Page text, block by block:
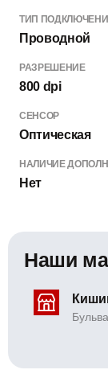
ТИП
Проводной
РАЗРЕШЕНИЕ
800 dpi
СЕНСОР
Оптическая
НАЛИЧИЕ
Нет
Наши